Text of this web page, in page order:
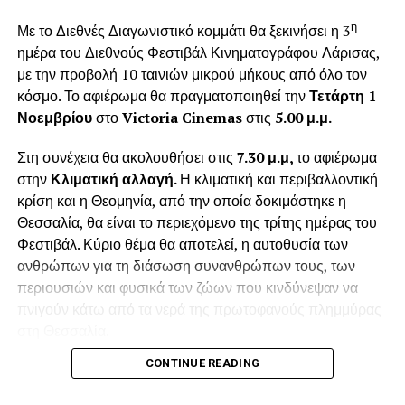
(Σύνολο 4 ώρες)
21:00 Στρογγυλό τραπέζι:
Technologies), Παναγιώτης Καρακίτσιος (εταιρεία
Geomiso)
Σεραφείμ Μουστακίδης
Συντονίζει : Γιάννης Γιαλαμάς (Operations Manager της
startup “Dr Button”)
Γαλλικό Ινστιτούτο Λάρισας
365 μέρες τον χρόνο. Η υπέροχη Χριστουγεννιάτικη
ιστορία του Ντίκενς μας αποκαλύπτει μέσα από το
διαχρονικό ήρωα της πως η αγάπη κρύβει τα μυστικά της
ευτυχίας.
Κάθε Κυριακή για το κοινό
Καθημερινές για τα σχολεία
Συντελεστές Παράστασης:
Κείμενο: Κάρολος Ντίκενς
Σκηνικά: Μιχάλης Σδούγκος
Με το Διεθνές Διαγωνιστικό κομμάτι θα ξεκινήσει η 3η
ημέρα του Διεθνούς Φεστιβάλ Κινηματογράφου Λάρισας,
με την προβολή 10 ταινιών μικρού μήκους από όλο τον
κόσμο. Το αφιέρωμα θα πραγματοποιηθεί τηνΤετάρτη 1
ΝοεμβρίουστοVictoria Cinemasστις 5.00 μ.μ.
Στη συνέχεια θα ακολουθήσει στις 7.30 μ.μ,το αφιέρωμα
στην Κλιματική αλλαγή.Η κλιματική και περιβαλλοντική
κρίση και η Θεομηνία, από την οποία δοκιμάστηκε η
Θεσσαλία, θα είναι το περιεχόμενο της τρίτης ημέρας του
Φεστιβάλ. Κύριο θέμα θα αποτελεί, η αυτοθυσία των
ανθρώπων για τη διάσωση συνανθρώπων τους, των
περιουσιών και φυσικά των ζώων που κινδύνεψαν να
Στο αφιέρωμα θα καταθέσουν τις εμπειρίες αλλά και τις
CONTINUE READING